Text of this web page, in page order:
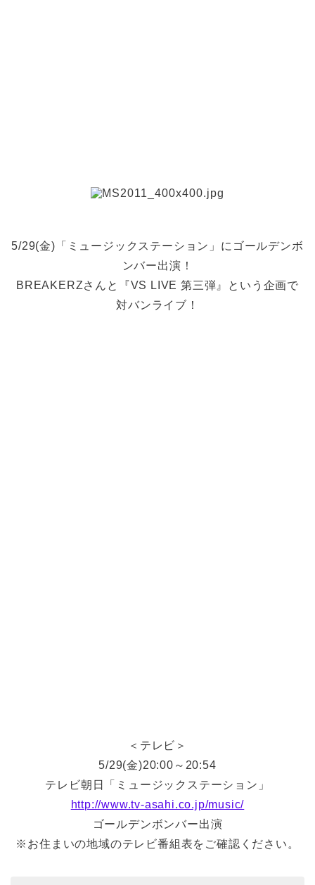
5/29(金)「ミュージックステーション」にゴールデンボ
ンバー出演！
BREAKERZさんと『VS LIVE 第三弾』という企画で
対バンライブ！
＜テレビ＞
5/29(金)20:00～20:54
テレビ朝日「ミュージックステーション」
http://www.tv-asahi.co.jp/music/
ゴールデンボンバー出演
※お住まいの地域のテレビ番組表をご確認ください。